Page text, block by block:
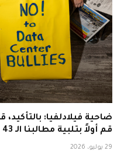
ضاحية فيلادلفيا: بالتأكيد،
قم أولاً بتلبية مطالبنا الـ 43
29 يوليو، 2026